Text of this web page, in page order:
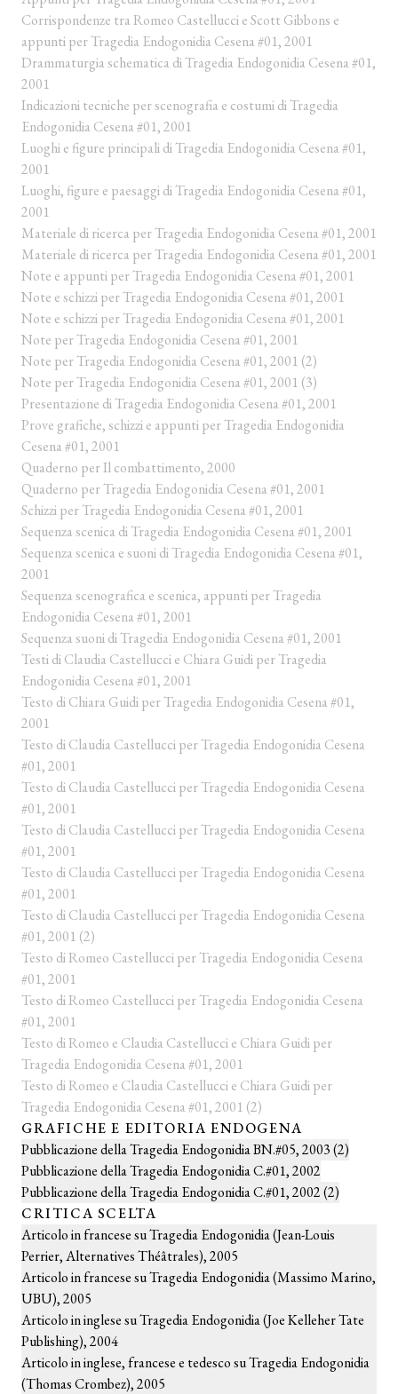
Corrispondenze tra Romeo Castellucci e Scott Gibbons e
appunti per Tragedia Endogonidia Cesena #01, 2001
Drammaturgia schematica di Tragedia Endogonidia Cesena #01,
2001
Indicazioni tecniche per scenografia e costumi di Tragedia
Endogonidia Cesena #01, 2001
Luoghi e figure principali di Tragedia Endogonidia Cesena #01,
2001
Luoghi, figure e paesaggi di Tragedia Endogonidia Cesena #01,
2001
Materiale di ricerca per Tragedia Endogonidia Cesena #01, 2001
Materiale di ricerca per Tragedia Endogonidia Cesena #01, 2001
Note e appunti per Tragedia Endogonidia Cesena #01, 2001
Note e schizzi per Tragedia Endogonidia Cesena #01, 2001
Note e schizzi per Tragedia Endogonidia Cesena #01, 2001
Note per Tragedia Endogonidia Cesena #01, 2001
Note per Tragedia Endogonidia Cesena #01, 2001 (2)
Note per Tragedia Endogonidia Cesena #01, 2001 (3)
Presentazione di Tragedia Endogonidia Cesena #01, 2001
Prove grafiche, schizzi e appunti per Tragedia Endogonidia
Cesena #01, 2001
Quaderno per Il combattimento, 2000
Quaderno per Tragedia Endogonidia Cesena #01, 2001
Schizzi per Tragedia Endogonidia Cesena #01, 2001
Sequenza scenica di Tragedia Endogonidia Cesena #01, 2001
Sequenza scenica e suoni di Tragedia Endogonidia Cesena #01,
2001
Sequenza scenografica e scenica, appunti per Tragedia
Endogonidia Cesena #01, 2001
Sequenza suoni di Tragedia Endogonidia Cesena #01, 2001
Testi di Claudia Castellucci e Chiara Guidi per Tragedia
Endogonidia Cesena #01, 2001
Testo di Chiara Guidi per Tragedia Endogonidia Cesena #01,
2001
Testo di Claudia Castellucci per Tragedia Endogonidia Cesena
#01, 2001
Testo di Claudia Castellucci per Tragedia Endogonidia Cesena
#01, 2001
Testo di Claudia Castellucci per Tragedia Endogonidia Cesena
#01, 2001
Testo di Claudia Castellucci per Tragedia Endogonidia Cesena
#01, 2001
Testo di Claudia Castellucci per Tragedia Endogonidia Cesena
#01, 2001 (2)
Testo di Romeo Castellucci per Tragedia Endogonidia Cesena
#01, 2001
Testo di Romeo Castellucci per Tragedia Endogonidia Cesena
#01, 2001
Testo di Romeo e Claudia Castellucci e Chiara Guidi per
Tragedia Endogonidia Cesena #01, 2001
Testo di Romeo e Claudia Castellucci e Chiara Guidi per
Tragedia Endogonidia Cesena #01, 2001 (2)
GRAFICHE E EDITORIA ENDOGENA
Pubblicazione della Tragedia Endogonidia BN.#05, 2003 (2)
Pubblicazione della Tragedia Endogonidia C.#01, 2002
Pubblicazione della Tragedia Endogonidia C.#01, 2002 (2)
CRITICA SCELTA
Articolo in francese su Tragedia Endogonidia (Jean-Louis
Perrier, Alternatives Théâtrales), 2005
Articolo in francese su Tragedia Endogonidia (Massimo Marino,
UBU), 2005
Articolo in inglese su Tragedia Endogonidia (Joe Kelleher Tate
Publishing), 2004
Articolo in inglese, francese e tedesco su Tragedia Endogonidia
(Thomas Crombez), 2005